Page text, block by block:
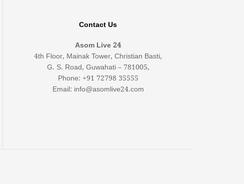
Contact Us
Asom Live 24
4th Floor, Mainak Tower, Christian Basti,
G. S. Road, Guwahati – 781005,
Phone: +91 72798 35555
Email: info@asomlive24.com